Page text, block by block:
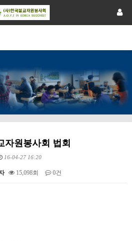
자원봉사회 법회
16-04-27 16:20
15,098회 0건